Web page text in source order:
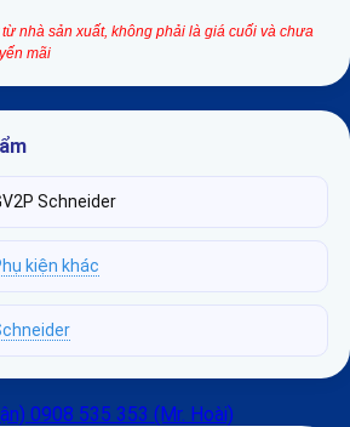
nhà sản xuất, không phải là giá cuối và chưa
mãi
Schneider
kiện khác
0908 535 353 (Mr. Hoài)